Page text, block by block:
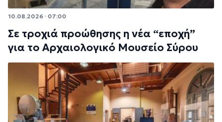
10.08.2026 · 07:00
Σε τροχιά προώθησης η νέα “εποχή”
για το Αρχαιολογικό Μουσείο Σύρου